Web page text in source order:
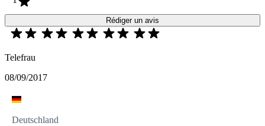
Rédiger un avis
Telefrau
08/09/2017
Deutschland